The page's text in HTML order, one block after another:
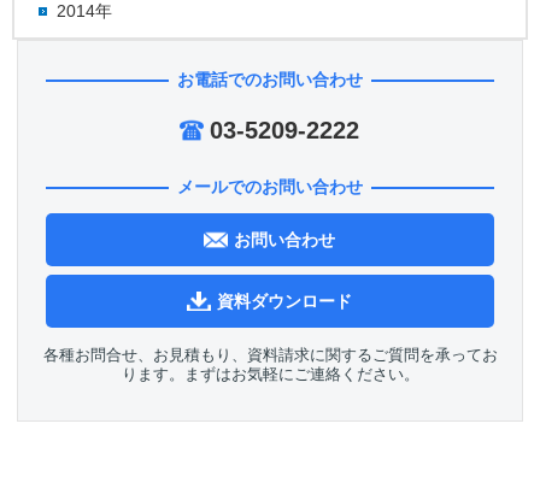
2014年
お電話でのお問い合わせ
03-5209-2222
メールでのお問い合わせ
お問い合わせ
資料ダウンロード
各種お問合せ、お見積もり、資料請求に関するご質問を承ってお
ります。まずはお気軽にご連絡ください。